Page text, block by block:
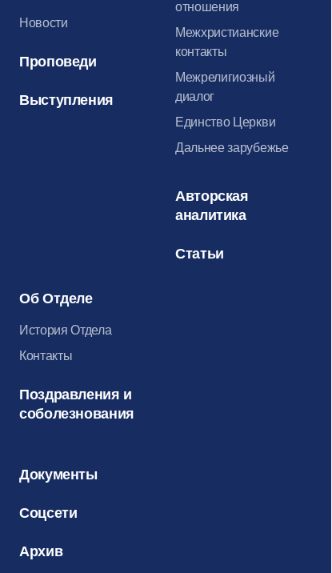
Новости
Проповеди
Выступления
отношения
Межхристианские
контакты
Межрелигиозный
диалог
Единство Церкви
Дальнее зарубежье
Авторская
аналитика
Статьи
Об Отделе
История Отдела
Контакты
Поздравления и
соболезнования
Документы
Соцсети
Архив